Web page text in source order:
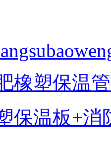
橡塑保温
保温板+消